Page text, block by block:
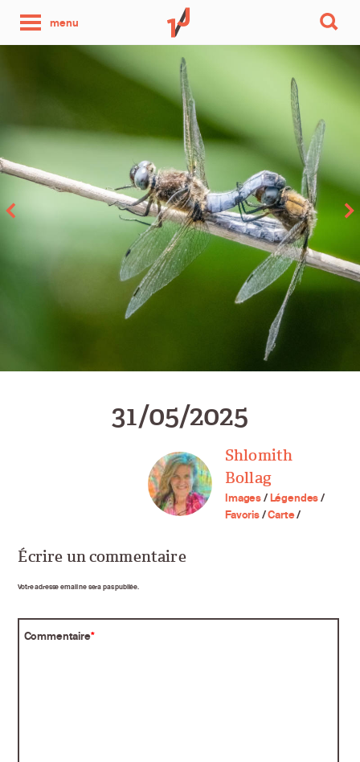
menu
photo
par
jour
31/05/2025
Shlomith
Bollag
Images/Légendes/
Favoris/Carte/
Écrire un commentaire
Votre adresse email ne sera pas publiée.
Commentaire*